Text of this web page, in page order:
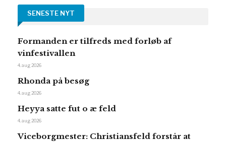
SENESTE NYT
Formanden er tilfreds med forløb af
vinfestivallen
4. aug 2026
Rhonda på besøg
4. aug 2026
Heyya satte fut o æ feld
4. aug 2026
Viceborgmester: Christiansfeld forstår at